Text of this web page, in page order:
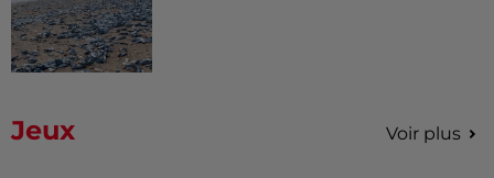
Jeux Voir plus